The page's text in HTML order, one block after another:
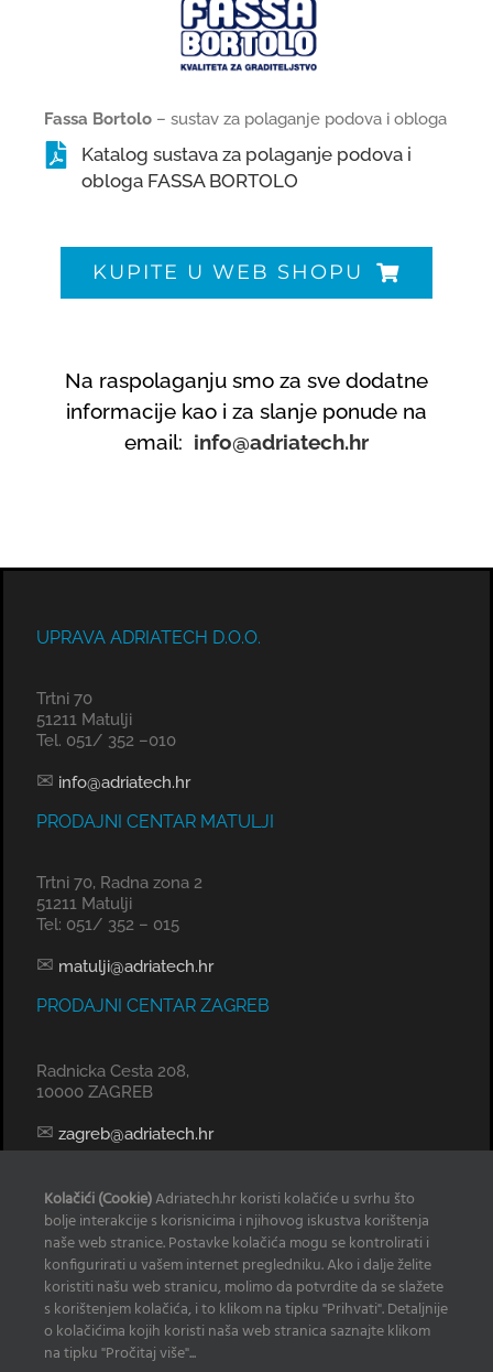
Fassa Bortolo – sustav za polaganje podova i obloga
Katalog sustava za polaganje podova i
obloga FASSA BORTOLO
KUPITE U WEB SHOPU
Na raspolaganju smo za sve dodatne
informacije kao i za slanje ponude na
email: info@adriatech.hr
UPRAVA ADRIATECH D.O.O.
Trtni 70
51211 Matulji
Tel. 051/ 352 –010
✉ info@adriatech.hr
PRODAJNI CENTAR MATULJI
Trtni 70, Radna zona 2
51211 Matulji
Tel: 051/ 352 – 015
✉ matulji@adriatech.hr
PRODAJNI CENTAR ZAGREB
Radnicka Cesta 208,
10000 ZAGREB
✉ zagreb@adriatech.hr
Tel: 098 329 239
✉radan@adriatech.hr
INFO
Kolačići (Cookie)Adriatech.hr koristi kolačiće u svrhu što
bolje interakcije s korisnicima i njihovog iskustva korištenja
naše web stranice. Postavke kolačića mogu se kontrolirati i
konfigurirati u vašem internet pregledniku. Ako i dalje želite
koristiti našu web stranicu, molimo da potvrdite da se slažete
s korištenjem kolačića, i to klikom na tipku "Prihvati". Detaljnije
o kolačićima kojih koristi naša web stranica saznajte klikom
na tipku "Pročitaj više"...